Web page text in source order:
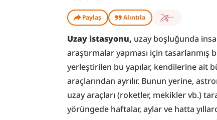
Paylaş Alıntıla
Uzay istasyonu, uzay boşluğunda
araştırmalar yapması için
yerleştirilen bu yapılar, kendilerine ait
araçlarından ayrılır. Bunun yerine,
uzay araçları (roketler, mekikler vb.)
yörüngede haftalar, aylar ve hatta